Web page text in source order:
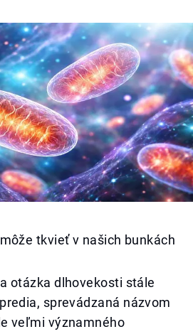
tkvieť v našich bunkách
otázka dlhovekosti stále
sprevádzaná názvom
veľmi významného